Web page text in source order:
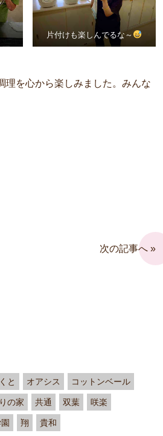
片付けも楽しんでるな～
理を心から楽しみました。みんな
次の記事へ »
と オアシス コットンベール
の家 共通 双葉 咲楽
翔 貴和